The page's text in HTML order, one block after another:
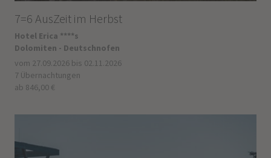
7=6 AusZeit im Herbst
Hotel Erica ****s
Dolomiten - Deutschnofen
vom 27.09.2026 bis 02.11.2026
7 Übernachtungen
ab 846,00 €